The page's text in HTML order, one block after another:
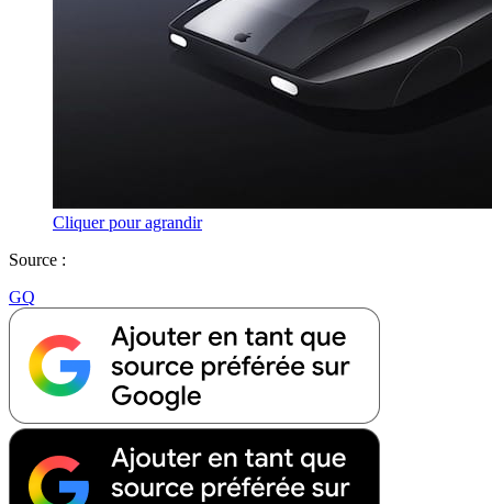
Cliquer pour agrandir
Source :
GQ